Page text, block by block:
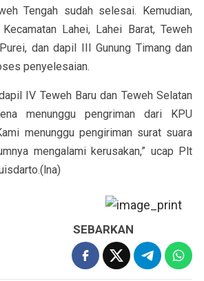
Tengah sudah selesai. Kemudian,
Lahei, Lahei Barat, Teweh
dan dapil III Gunung Timang dan
penyelesaian.
IV Teweh Baru dan Teweh Selatan
menunggu pengriman dari KPU
menunggu pengiriman surat suara
mengalami kerusakan,” ucap Plt
SEBARKAN